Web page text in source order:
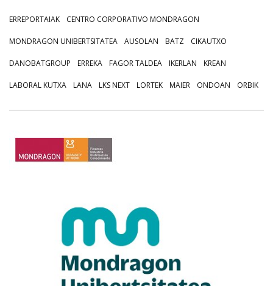
ERREPORTAIAK CENTRO CORPORATIVO MONDRAGON
MONDRAGON UNIBERTSITATEA AUSOLAN BATZ CIKAUTXO
DANOBATGROUP ERREKA FAGOR TALDEA IKERLAN KREAN
LABORAL KUTXA LANA LKS NEXT LORTEK MAIER ONDOAN ORBIK